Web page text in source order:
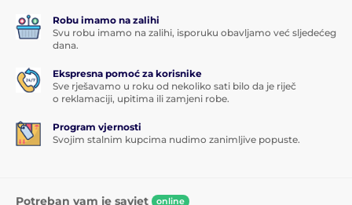
Robu imamo na zalihi
Svu robu imamo na zalihi, isporuku obavljamo već sljedećeg
dana.
Ekspresna pomoć za korisnike
Sve rješavamo u roku od nekoliko sati bilo da je riječ
o reklamaciji, upitima ili zamjeni robe.
Program vjernosti
Svojim stalnim kupcima nudimo zanimljive popuste.
Potreban vam je savjet online